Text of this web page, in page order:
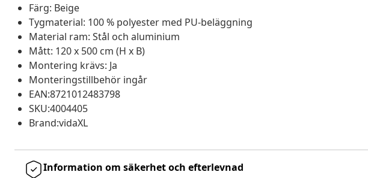
Färg: Beige
Tygmaterial: 100 % polyester med PU-beläggning
Material ram: Stål och aluminium
Mått: 120 x 500 cm (H x B)
Montering krävs: Ja
Monteringstillbehör ingår
EAN:8721012483798
SKU:4004405
Brand:vidaXL
Information om säkerhet och efterlevnad